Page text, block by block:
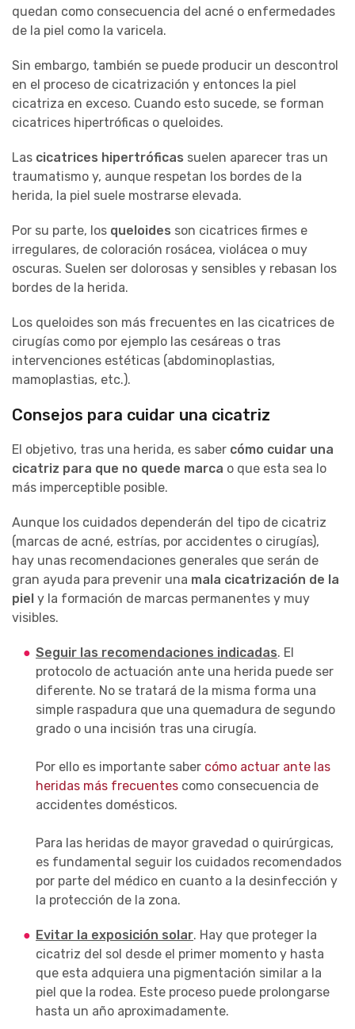
quedan como consecuencia del acné o enfermedades
de la piel como la varicela.
Sin embargo, también se puede producir un descontrol
en el proceso de cicatrización y entonces la piel
cicatriza en exceso. Cuando esto sucede, se forman
cicatrices hipertróficas o queloides.
Las cicatrices hipertróficas suelen aparecer tras un
traumatismo y, aunque respetan los bordes de la
herida, la piel suele mostrarse elevada.
Por su parte, los queloides son cicatrices firmes e
irregulares, de coloración rosácea, violácea o muy
oscuras. Suelen ser dolorosas y sensibles y rebasan los
bordes de la herida.
Los queloides son más frecuentes en las cicatrices de
cirugías como por ejemplo las cesáreas o tras
intervenciones estéticas (abdominoplastias,
mamoplastias, etc.).
Consejos para cuidar una cicatriz
El objetivo, tras una herida, es saber cómo cuidar una
cicatriz para que no quede marca o que esta sea lo
más imperceptible posible.
Aunque los cuidados dependerán del tipo de cicatriz
(marcas de acné, estrías, por accidentes o cirugías),
hay unas recomendaciones generales que serán de
gran ayuda para prevenir una mala cicatrización de la
piel y la formación de marcas permanentes y muy
visibles.
Seguir las recomendaciones indicadas. El
protocolo de actuación ante una herida puede ser
diferente. No se tratará de la misma forma una
simple raspadura que una quemadura de segundo
grado o una incisión tras una cirugía.
Por ello es importante saber cómo actuar ante las
heridas más frecuentes como consecuencia de
accidentes domésticos.
Para las heridas de mayor gravedad o quirúrgicas,
es fundamental seguir los cuidados recomendados
por parte del médico en cuanto a la desinfección y
la protección de la zona.
Evitar la exposición solar. Hay que proteger la
cicatriz del sol desde el primer momento y hasta
que esta adquiera una pigmentación similar a la
piel que la rodea. Este proceso puede prolongarse
hasta un año aproximadamente.